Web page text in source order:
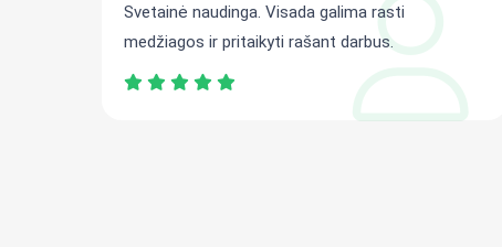
Svetainė naudinga. Visada galima rasti
medžiagos ir pritaikyti rašant darbus.